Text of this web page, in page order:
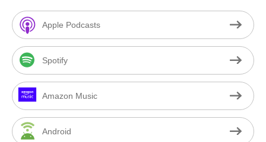
Apple Podcasts
Spotify
Amazon Music
Android